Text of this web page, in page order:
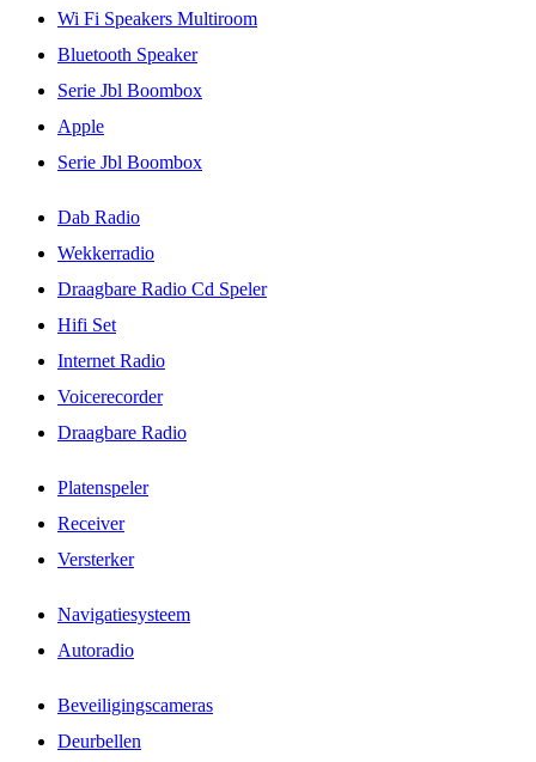
Wi Fi Speakers Multiroom
Bluetooth Speaker
Serie Jbl Boombox
Apple
Serie Jbl Boombox
Dab Radio
Wekkerradio
Draagbare Radio Cd Speler
Hifi Set
Internet Radio
Voicerecorder
Draagbare Radio
Platenspeler
Receiver
Versterker
Navigatiesysteem
Autoradio
Beveiligingscameras
Deurbellen